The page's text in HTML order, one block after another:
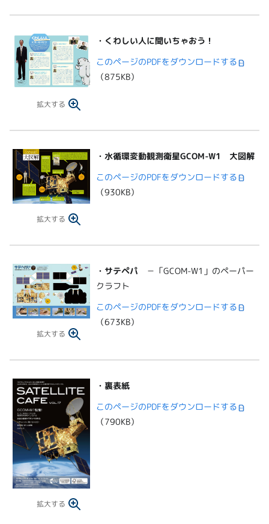
拡大する
・ くわしい人に聞いちゃおう！
このページのPDFをダウンロードする
（875KB）
拡大する
・ 水循環変動観測衛星GCOM-W1 大図解
このページのPDFをダウンロードする
（930KB）
拡大する
・ サテペパ －「GCOM-W1」のペーパー
クラフト
このページのPDFをダウンロードする
（673KB）
拡大する
・裏表紙
このページのPDFをダウンロードする
（790KB）